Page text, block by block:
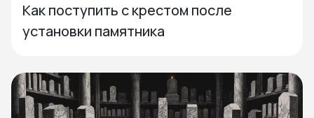
Как поступить с крестом после
установки памятника